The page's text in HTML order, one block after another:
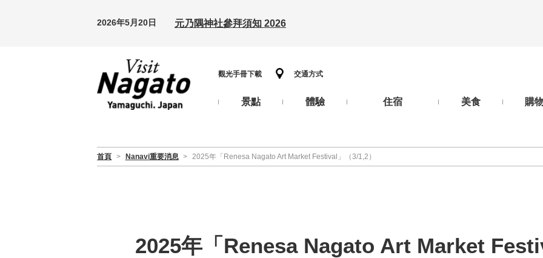
2026年5月20日 元乃隅神社參拜須知 2026
觀光手冊下載 交通方式
景點 體驗 住宿 美食 購
首頁 > Nanavi重要消息 > 2025年「Renesa Nagato Art Market Festival」（3/1,2）
2025年「Renesa Nagato Art Market